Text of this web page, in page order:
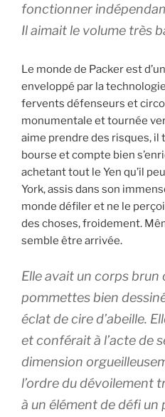
fonctionner
Il aimait le volume très
Le monde de Packer est
enveloppé par la
fervents défenseurs et
monumentale et tournée
aime prendre des risques, il
bourse et compte bien
achetant tout le Yen qu’il
York, assis dans son
monde défiler et ne le
des choses, froidement.
semble être arrivée.
Elle avait un corps brun
pommettes bien
éclat de cire d’abeille.
et conférait à l’acte de
dimension
l’ordre du dévoilement
à un élément de défi un